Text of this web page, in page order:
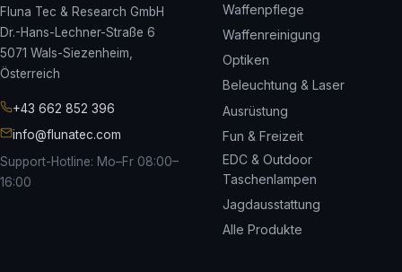
Fluna Tec & Research GmbH
Dr.-Hans-Lechner-Straße 6
5071 Wals-Siezenheim,
Österreich
+43 662 852 396
info@flunatec.com
Support-Hotline: Mo–Fr 08:00–
16:00
Waffenpflege
Waffenreinigung
Optiken
Beleuchtung & Laser
Ausrüstung
Fun & Freizeit
EDC & Outdoor
Taschenlampen
Jagdausstattung
Alle Produkte